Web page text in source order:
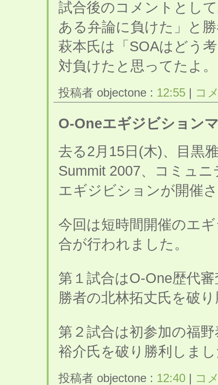
試合後のコメントとし
ある弁論に負けた」と
萩本氏は「SOAはどう
対負けたと思ってたよ
投稿者 objectone : 12:55 | コ
O-Oneエギジビション
去る2月15日(木)、目黒
Summit 2007、コミュ
エギジビションが開催
今回は短時間開催のエ
合が行われました。
第１試合はO-One歴代
勝者の北林拓丈氏を破
第２試合は初参加の福
裕介氏を破り勝利しま
投稿者 objectone : 12:40 | コ